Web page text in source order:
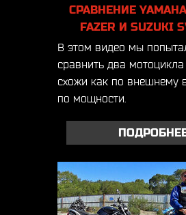
СРАВНЕНИЕ
FAZER И SUZUKI
В этом видео мы
сравнить два
схожи как по внешнему
по мощности.